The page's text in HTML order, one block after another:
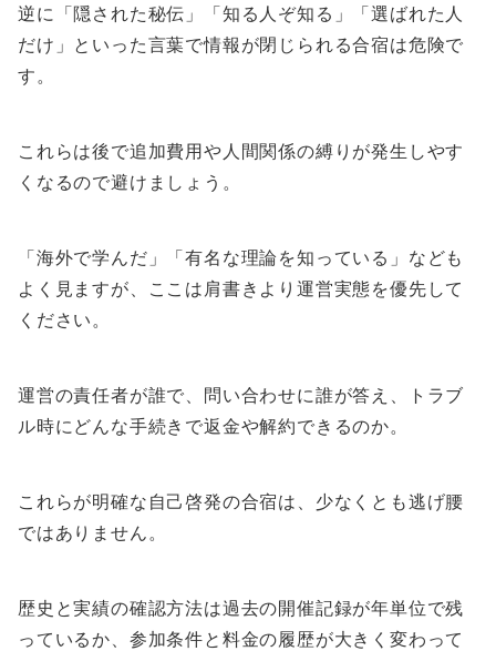
逆に「隠された秘伝」「知る人ぞ知る」「選ばれた人
だけ」といった言葉で情報が閉じられる合宿は危険で
す。
これらは後で追加費用や人間関係の縛りが発生しやす
くなるので避けましょう。
「海外で学んだ」「有名な理論を知っている」なども
よく見ますが、ここは肩書きより運営実態を優先して
ください。
運営の責任者が誰で、問い合わせに誰が答え、トラブ
ル時にどんな手続きで返金や解約できるのか。
これらが明確な自己啓発の合宿は、少なくとも逃げ腰
ではありません。
歴史と実績の確認方法は過去の開催記録が年単位で残
っているか、参加条件と料金の履歴が大きく変わって